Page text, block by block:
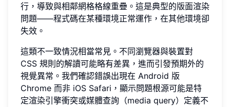
行，導致與相鄰網格格線重疊。這是典型的版面渲染
問題——程式碼在某種環境正常運作，在其他環境卻
失效。
這類不一致情況相當常見。不同瀏覽器與裝置對
CSS 規則的解讀可能略有差異，進而引發預期外的
視覺異常。我們確認錯誤出現在 Android 版
Chrome 而非 iOS Safari，顯示問題根源可能是特
定渲染引擎衝突或媒體查詢（media query）定義不